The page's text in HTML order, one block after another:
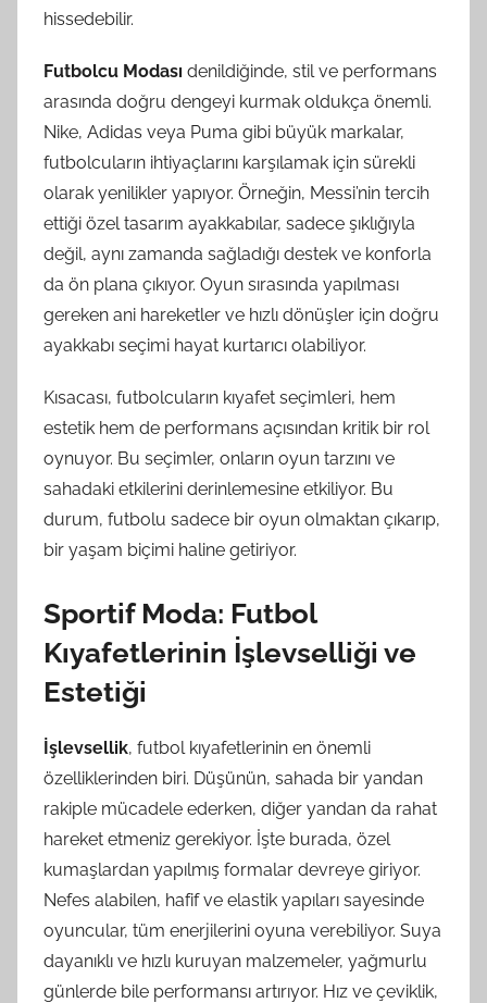
hissedebilir.
Futbolcu Modası denildiğinde, stil ve performans
arasında doğru dengeyi kurmak oldukça önemli.
Nike, Adidas veya Puma gibi büyük markalar,
futbolcuların ihtiyaçlarını karşılamak için sürekli
olarak yenilikler yapıyor. Örneğin, Messi’nin tercih
ettiği özel tasarım ayakkabılar, sadece şıklığıyla
değil, aynı zamanda sağladığı destek ve konforla
da ön plana çıkıyor. Oyun sırasında yapılması
gereken ani hareketler ve hızlı dönüşler için doğru
ayakkabı seçimi hayat kurtarıcı olabiliyor.
Kısacası, futbolcuların kıyafet seçimleri, hem
estetik hem de performans açısından kritik bir rol
oynuyor. Bu seçimler, onların oyun tarzını ve
sahadaki etkilerini derinlemesine etkiliyor. Bu
durum, futbolu sadece bir oyun olmaktan çıkarıp,
bir yaşam biçimi haline getiriyor.
Sportif Moda: Futbol
Kıyafetlerinin İşlevselliği ve
Estetiği
İşlevsellik, futbol kıyafetlerinin en önemli
özelliklerinden biri. Düşünün, sahada bir yandan
rakiple mücadele ederken, diğer yandan da rahat
hareket etmeniz gerekiyor. İşte burada, özel
kumaşlardan yapılmış formalar devreye giriyor.
Nefes alabilen, hafif ve elastik yapıları sayesinde
oyuncular, tüm enerjilerini oyuna verebiliyor. Suya
dayanıklı ve hızlı kuruyan malzemeler, yağmurlu
günlerde bile performansı artırıyor. Hız ve çeviklik,